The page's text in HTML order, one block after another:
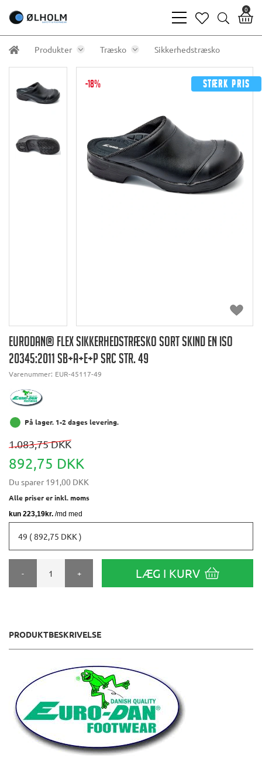
bars
light
heart
search
0
Produkter Træsko Sikkerhedstræsko
-18% Stærk pris
EURODAN® FLEX SIKKERHEDSTRÆSKO SORT SKIND EN ISO
20345:2011 SB+A+E+P SRC STR. 49
Varenummer: EUR-45117-49
På lager. 1-2 dages levering.
1.083,75 DKK
892,75 DKK
Du sparer 191,00 DKK
Alle priser er inkl. moms
49 ( 892,75 DKK )
- + LÆG I KURV
PRODUKTBESKRIVELSE